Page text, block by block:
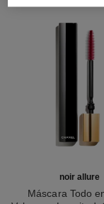
noir allure
Máscara Todo